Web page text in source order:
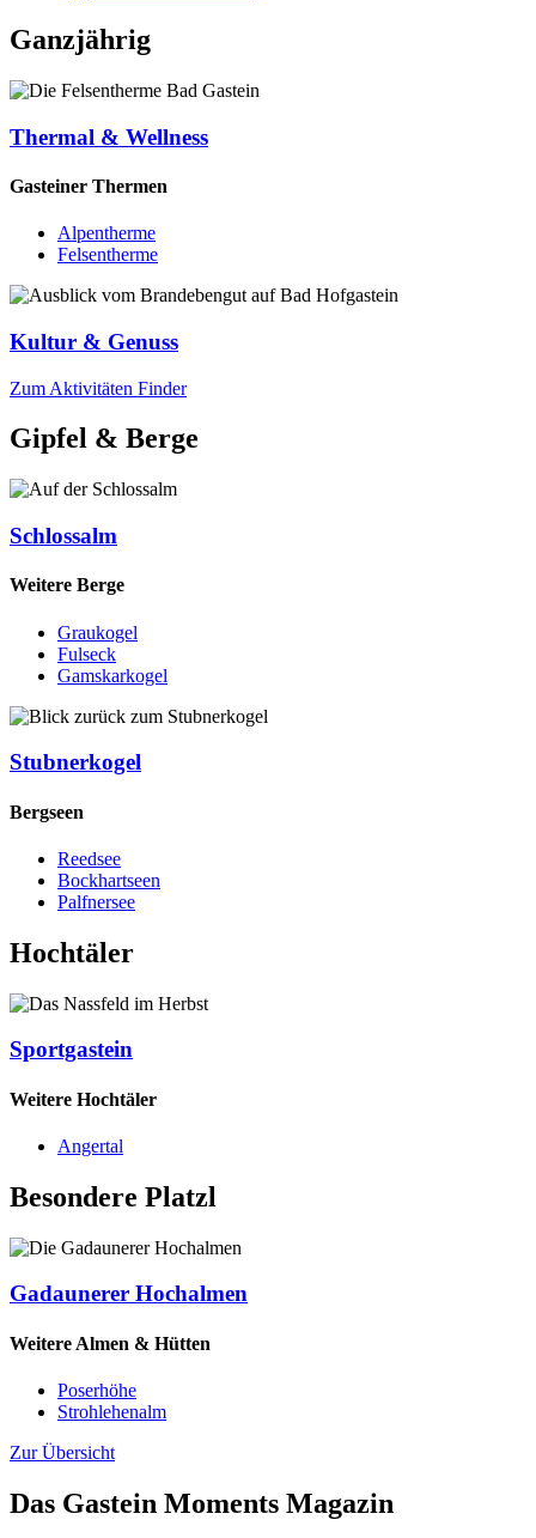
Ganzjährig
Thermal & Wellness
Gasteiner Thermen
Alpentherme
Felsentherme
Kultur & Genuss
Zum Aktivitäten Finder
Gipfel & Berge
Schlossalm
Weitere Berge
Graukogel
Fulseck
Gamskarkogel
Stubnerkogel
Bergseen
Reedsee
Bockhartseen
Palfnersee
Hochtäler
Sportgastein
Weitere Hochtäler
Angertal
Besondere Platzl
Gadaunerer Hochalmen
Weitere Almen & Hütten
Poserhöhe
Strohlehenalm
Zur Übersicht
Das Gastein Moments Magazin